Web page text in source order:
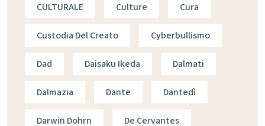
CULTURALE Culture Cura
Custodia Del Creato Cyberbullismo
Dad Daisaku Ikeda Dalmati
Dalmazia Dante Dantedì
Darwin Dohrn De Cervantes